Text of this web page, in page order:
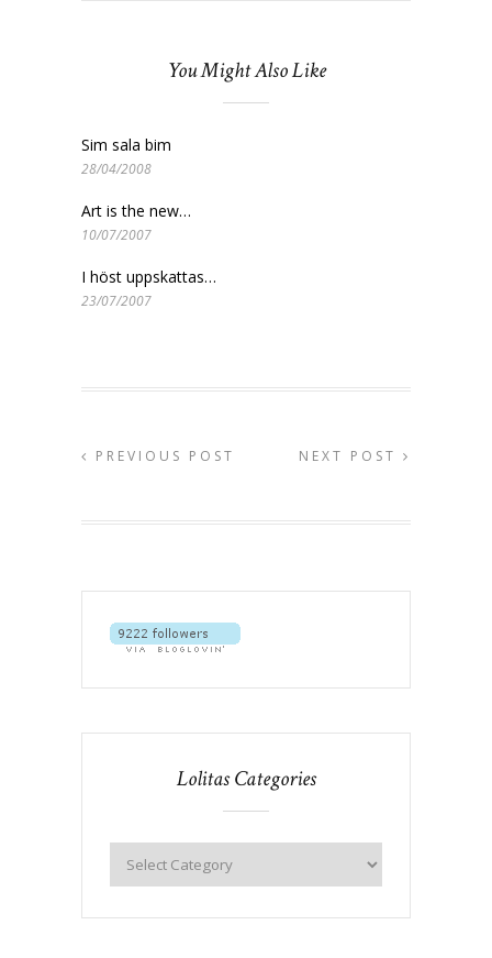
You Might Also Like
Sim sala bim
28/04/2008
Art is the new…
10/07/2007
I höst uppskattas…
23/07/2007
PREVIOUS POST NEXT POST
Lolitas Categories